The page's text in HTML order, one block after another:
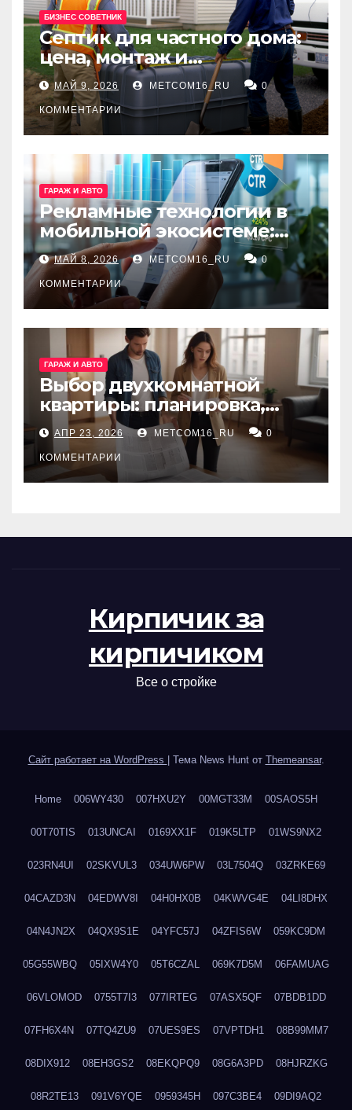
БИЗНЕС СОВЕТНИК
Септик для частного дома:
цена, монтаж и
организация автономной
канализации
МАЙ 9, 2026 METCOM16_RU 0
КОММЕНТАРИИ
ГАРАЖ И АВТО
Рекламные технологии в
мобильной экосистеме:
ключевые сервисы и
принципы работы
МАЙ 8, 2026 METCOM16_RU 0
КОММЕНТАРИИ
ГАРАЖ И АВТО
Выбор двухкомнатной
квартиры: планировка,
состояние жилья и
проверка документов
АПР 23, 2026 METCOM16_RU 0
КОММЕНТАРИИ
Кирпичик за
кирпичиком
Все о стройке
Сайт работает на WordPress Тема News Hunt от Themeansar.
Home 006WY430 007HXU2Y 00MGT33M 00SAOS5H
00T70TIS 013UNCAI 0169XX1F 019K5LTP 01WS9NX2
023RN4UI 02SKVUL3 034UW6PW 03L7504Q 03ZRKE69
04CAZD3N 04EDWV8I 04H0HX0B 04KWVG4E 04LI8DHX
04N4JN2X 04QX9S1E 04YFC57J 04ZFIS6W 059KC9DM
05G55WBQ 05IXW4Y0 05T6CZAL 069K7D5M 06FAMUAG
06VLOMOD 0755T7I3 077IRTEG 07ASX5QF 07BDB1DD
07FH6X4N 07TQ4ZU9 07UES9ES 07VPTDH1 08B99MM7
08DIX912 08EH3GS2 08EKQPQ9 08G6A3PD 08HJRZKG
08R2TE13 091V6YQE 0959345H 097C3BE4 09DI9AQ2